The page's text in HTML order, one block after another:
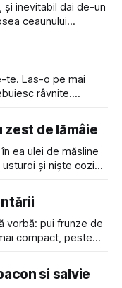
și inevitabil dai de-un
ceaunului
față de cei care nu
te. Las-o pe mai
râvnite.
zest de lămâie
ea ulei de măsline
și niște cozi
centimetru
vorbă: pui frunze de
compact, peste
și pui o greutate ca
si salvie